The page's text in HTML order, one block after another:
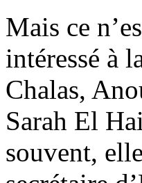
Mais ce
intéressé à
Chalas,
Sarah El
souvent,